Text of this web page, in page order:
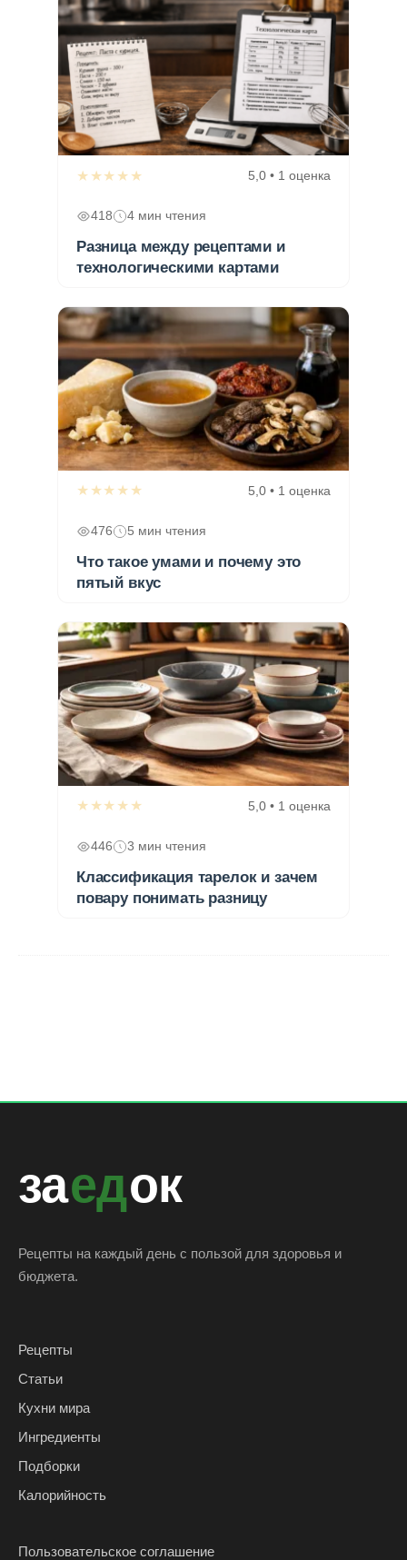
★★★★★ 5,0 • 1 оценка
418 4 мин чтения
Разница между рецептами и
технологическими картами
★★★★★ 5,0 • 1 оценка
476 5 мин чтения
Что такое умами и почему это
пятый вкус
★★★★★ 5,0 • 1 оценка
446 3 мин чтения
Классификация тарелок и зачем
повару понимать разницу
заедок
Рецепты на каждый день с пользой для здоровья и
бюджета.
Рецепты
Статьи
Кухни мира
Ингредиенты
Подборки
Калорийность
Пользовательское соглашение